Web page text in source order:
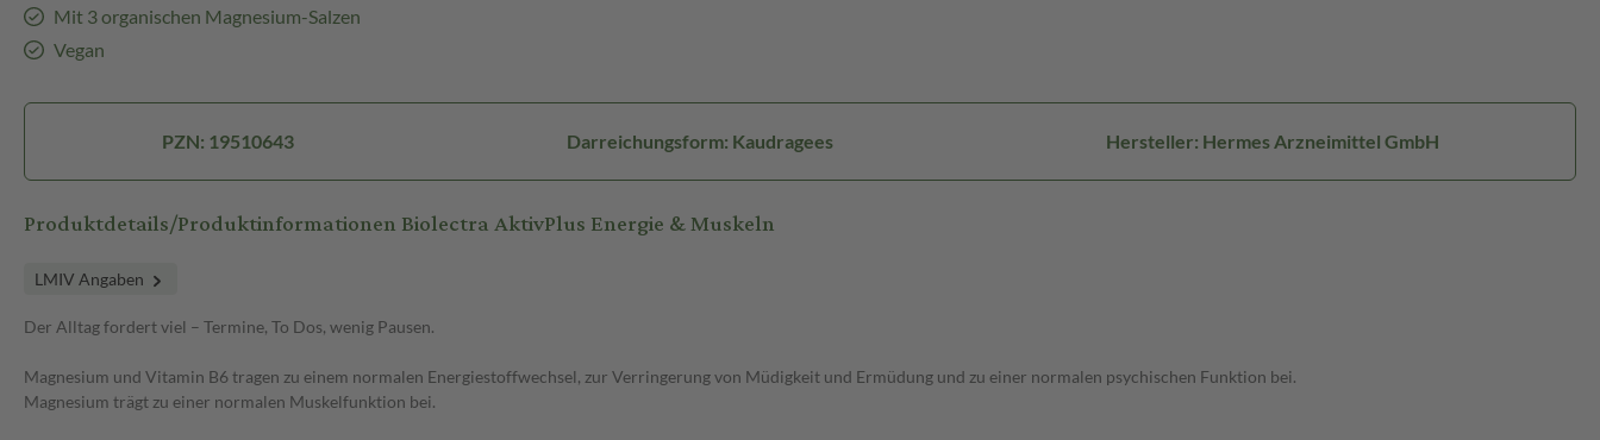
Mit 3 organischen Magnesium-Salzen
Vegan
PZN: 19510643 Darreichungsform: Kaudragees Hersteller: Hermes Arzneimittel GmbH
Produktdetails/Produktinformationen Biolectra AktivPlus Energie & Muskeln
LMIV Angaben
Der Alltag fordert viel – Termine, To Dos, wenig Pausen.
Magnesium und Vitamin B6 tragen zu einem normalen Energiestoffwechsel, zur Verringerung von Müdigkeit und Ermüdung und zu einer normalen psychischen Funktion bei.
Magnesium trägt zu einer normalen Muskelfunktion bei.